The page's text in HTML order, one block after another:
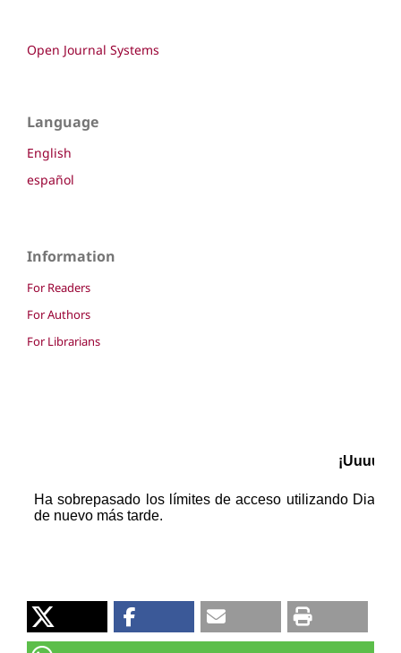
Open Journal Systems
Language
English
español
Information
For Readers
For Authors
For Librarians